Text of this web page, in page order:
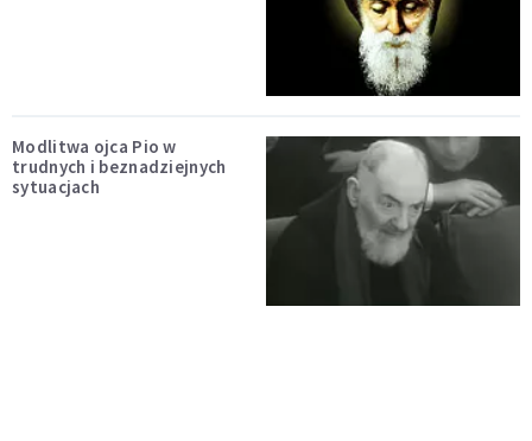
Modlitwa ojca Pio w
trudnych i beznadziejnych
sytuacjach